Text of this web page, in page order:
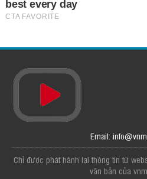
Email:
Chỉ được phát hành lại thông tin từ
văn bản của